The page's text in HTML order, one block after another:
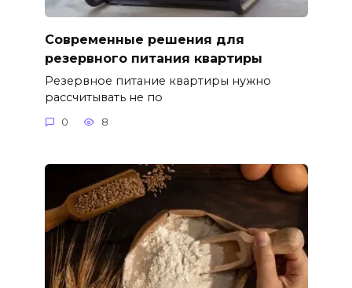
Современные решения для
резервного питания квартиры
Резервное питание квартиры нужно
рассчитывать не по
0 8